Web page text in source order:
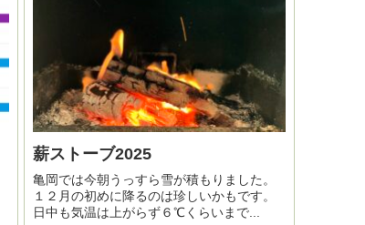
薪ストーブ2025
亀岡では今朝うっすら雪が積もりました。
１２月の初めに降るのは珍しいかもです。
日中も気温は上がらず６℃くらいまで...